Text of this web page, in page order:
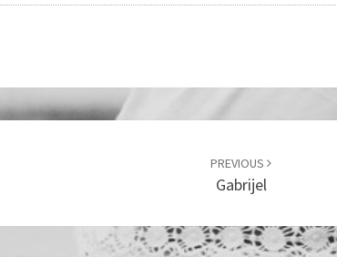
PREVIOUS
Gabrijel